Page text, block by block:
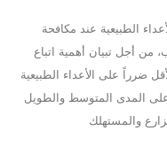
الطبيعية عند مكافحة
من أجل تبيان أهمية اتباع
ضرراً على الأعداء الطبيعية
المدى المتوسط والطويل
والمستهلك